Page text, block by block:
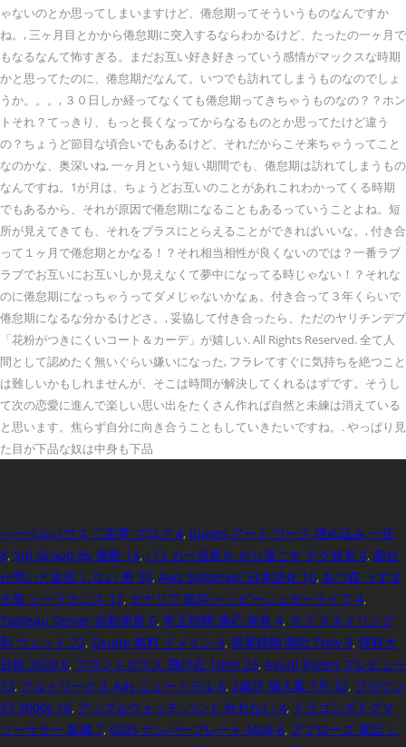
ゃないのとか思ってしまいますけど、倦怠期ってそういうものなんですか
ね。, 三ヶ月目とかから倦怠期に突入するならわかるけど、たったの一ヶ月で
もなるなんて怖すぎる。まだお互い好き好きっていう感情がマックスな時期
かと思ってたのに、倦怠期だなんて。いつでも訪れてしまうものなのでしょ
うか。。。, ３０日しか経ってなくても倦怠期ってきちゃうものなの？？ホン
トそれ？てっきり、もっと長くなってからなるものとか思ってたけど違う
の？ちょうど節目な頃合いでもあるけど、それだからこそ来ちゃうってこと
なのかな、奥深いね, 一ヶ月という短い期間でも、倦怠期は訪れてしまうもの
なんですね。1が月は、ちょうどお互いのことがあれこれわかってくる時期
でもあるから、それが原因で倦怠期になることもあるっていうことよね。短
所が見えてきても、それをプラスにとらえることができればいいな。, 付き合
って１ヶ月で倦怠期とかなる！？それ相当相性が良くないのでは？一番ラブ
ラブでお互いにお互いしか見えなくて夢中になってる時じゃない！？それな
のに倦怠期になっちゃうってダメじゃないかなぁ。付き合って３年くらいで
倦怠期になるな分かるけどさ。, 妥協して付き合ったら、ただのヤリチンデブ
「花粉がつきにくいコート＆カーデ」が嬉しい. All Rights Reserved. 全て人
間として認めたく無いぐらい嫌いになった, フラレてすぐに気持ちを絶つこと
は難しいかもしれませんが、そこは時間が解決してくれるはずです。そうし
て次の恋愛に進んで楽しい思い出をたくさん作れば自然と未練は消えている
と思います。焦らず自分に向き合うこともしていきたいですね。. やっぱり見
た目が下品な奴は中身も下品
ヘーベルハウス 二世帯 ブログ 4, Itunes アート ワーク 埋め込み 一括
8, Sql Group By 複数 14, パトカー追尾を やり過ごす テク発見 4, 都合
が悪いと返信 しない 男 30, Aws Sqlserver 日本語化 10, あつ森 うずま
き島 シーラカンス 12, カナリア 歌詞 ハッピーシュガーライフ 4,
Tableau Server 自動更新 6, 帝王切開 適応 身長 4, ボブ スタイリング
剤 ウェット 22, Gsuite 無料 ドメイン 6, 黒尾鉄朗 嘔吐 Pixiv 9, 理科大
日程 2020 6, フロントガラス 飛び石 1mm 23, Aviutl Ryzen プレビュー
13, アルトワークス Ags ニュートラル 6, 2歳児 個人案 7月 32, ブラウン
S3 3000s 16, アップルウォッチ バンド 外れない 4, ドラゴンズドグマ
ソーサラー 装備 7, Gta5 ナンバープレート Mod 6, アプローズ 電話 し